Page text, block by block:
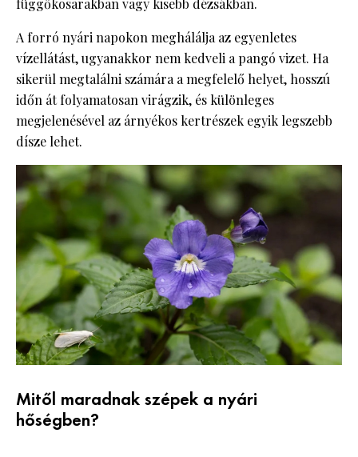
függőkosarakban vagy kisebb dézsákban.
A forró nyári napokon meghálálja az egyenletes
vízellátást, ugyanakkor nem kedveli a pangó vizet. Ha
sikerül megtalálni számára a megfelelő helyet, hosszú
időn át folyamatosan virágzik, és különleges
megjelenésével az árnyékos kertrészek egyik legszebb
dísze lehet.
Mitől maradnak szépek a nyári
hőségben?